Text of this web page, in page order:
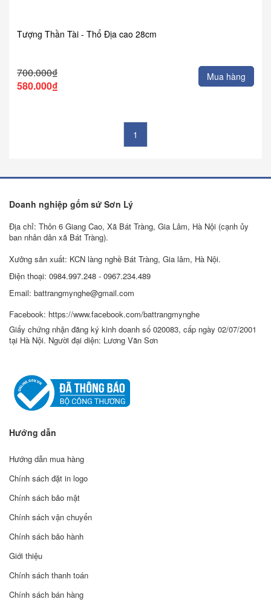
Tượng Thần Tài - Thổ Địa cao 28cm
700.000₫
580.000₫
Mua hàng
1
Doanh nghiệp gốm sứ Sơn Lý
Địa chỉ: Thôn 6 Giang Cao, Xã Bát Tràng, Gia Lâm, Hà Nội (cạnh ủy
ban nhân dân xã Bát Tràng).
Xưởng sản xuất: KCN làng nghề Bát Tràng, Gia lâm, Hà Nội.
Điện thoại: 0984.997.248 - 0967.234.489
Email: battrangmynghe@gmail.com
Facebook: https://www.facebook.com/battrangmynghe
Giấy chứng nhận đăng ký kinh doanh số 020083, cấp ngày 02/07/2001
tại Hà Nội. Người đại diện: Lương Văn Sơn
Hướng dẫn
Hướng dẫn mua hàng
Chính sách đặt in logo
Chính sách bảo mật
Chính sách vận chuyển
Chính sách bảo hành
Giới thiệu
Chính sách thanh toán
Chính sách bán hàng